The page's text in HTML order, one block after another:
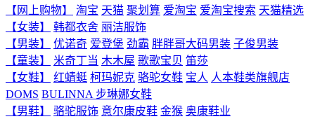
【网上购物】 淘宝 天猫 聚划算 爱淘宝 爱淘宝搜索 天猫精选
【女装】
韩都衣舍 丽洁服饰
【男装】
优诺奇 爱登堡 劲霸 胖胖哥大码男装 子俊男装
【童装】
米奇丁当 木木屋 歌歌宝贝 笛莎
【女鞋】
红蜻蜓 柯玛妮克 骆驼女鞋 宝人 人本鞋类旗舰店
DOMS BULINNA 步琳娜女鞋
【男鞋】
骆驼服饰 意尔康皮鞋 金猴 奥康鞋业